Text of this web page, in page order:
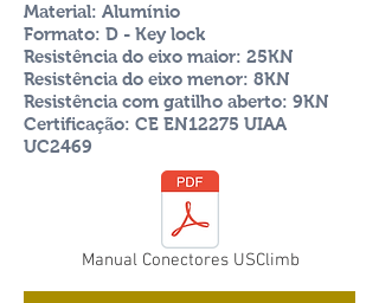
Material: Alumínio
Formato: D - Key lock
Resistência do eixo maior: 25KN
Resistência do eixo menor: 8KN
Resistência com gatilho aberto: 9KN
Certificação: CE EN12275 UIAA
UC2469
Manual Conectores USClimb